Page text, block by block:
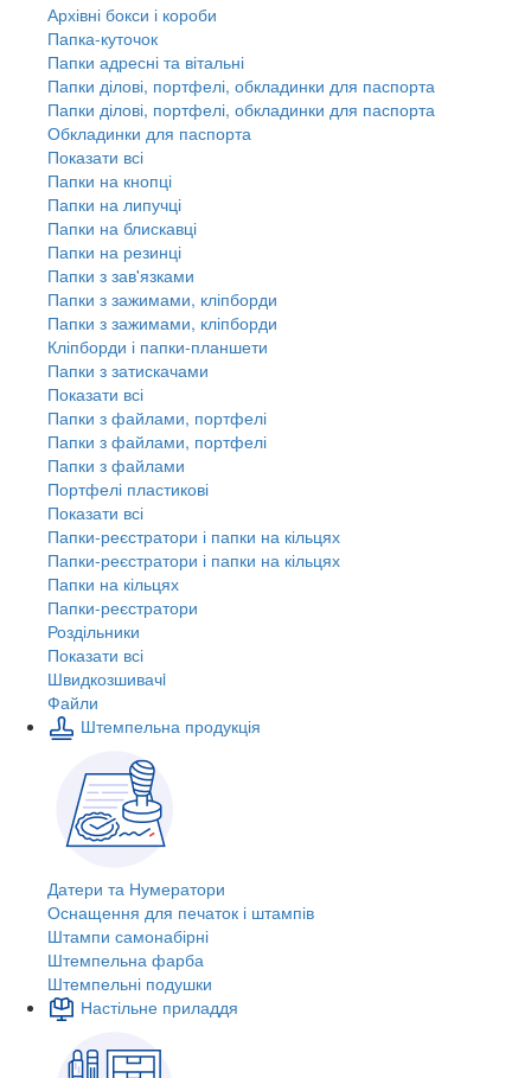
Архівні бокси і короби
Папка-куточок
Папки адресні та вітальні
Папки ділові, портфелі, обкладинки для паспорта
Папки ділові, портфелі, обкладинки для паспорта
Обкладинки для паспорта
Показати всі
Папки на кнопці
Папки на липучці
Папки на блискавці
Папки на резинці
Папки з зав'язками
Папки з зажимами, кліпборди
Папки з зажимами, кліпборди
Кліпборди і папки-планшети
Папки з затискачами
Показати всі
Папки з файлами, портфелі
Папки з файлами, портфелі
Папки з файлами
Портфелі пластикові
Показати всі
Папки-реєстратори і папки на кільцях
Папки-реєстратори і папки на кільцях
Папки на кільцях
Папки-реєстратори
Роздільники
Показати всі
Швидкозшивачi
Файли
Штемпельна продукція
Датери та Нумератори
Оснащення для печаток і штампів
Штампи самонабірні
Штемпельна фарба
Штемпельні подушки
Настільне приладдя